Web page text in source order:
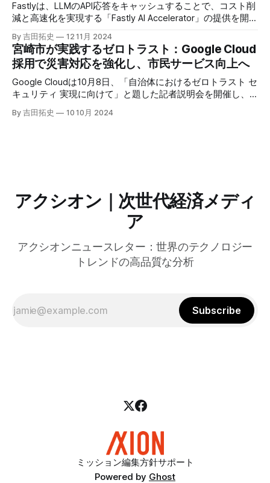
Fastlyは、LLMのAPI応答をキャッシュすることで、コスト削
減と高速化を実現する「Fastly AI Accelerator」の提供を開始
した。キップ・コンプトン最高プロダクト責任者（CPO）
は、類似した質問への応答を再利用し、効率的な処理を可能
にすると説明した。さらに、コンプトンは、エッジコンピュ
ーティングの利点を活かしたパーソナライズや、エッジにお
けるGPUの経済性、セキュリティへの取り組みなど、Fastly
のAI戦略について語った。
By 吉田拓史 12 11月 2024
宮崎市が実践するゼロトラスト：Google Cloud
採用で災害対応を強化し、市民サービス向上へ
Google Cloudは10月8日、「自治体におけるゼロトラスト セ
キュリティ 実現に向けて」と題した記者説明会を開催し、
自治体向けにゼロトラストセキュリティ導入を支援するプロ
グラムを発表した。宮崎市の事例では、Google Workspace
By 吉田拓史 10 10月 2024
アクシオン｜次世代経済メディ
ア
アクシオンニュースレター：世界のテクノロジー
トレンドの高品質な分析
Subscribe
ミッション編集方針サポート
Powered by Ghost